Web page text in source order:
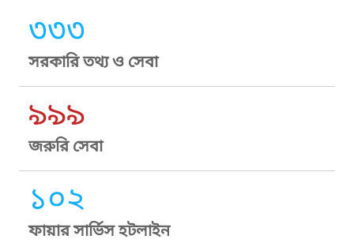
৩৩৩
সরকারি তথ্য ও সেবা
৯৯৯
জরুরি সেবা
১০২
ফায়ার সার্ভিস হটলাইন